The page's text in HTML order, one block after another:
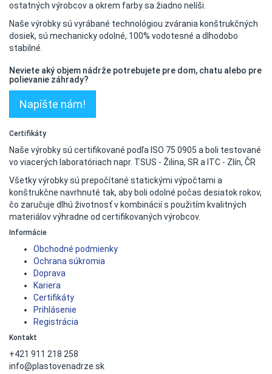
ostatných výrobcov a okrem farby sa žiadno nelíši.
Naše výrobky sú vyrábané technológiou zvárania konštrukčných
dosiek, sú mechanicky odolné, 100% vodotesné a dlhodobo
stabilné.
Neviete aký objem nádrže potrebujete pre dom, chatu alebo pre
polievanie záhrady?
Napíšte nám!
Certifikáty
Naše výrobky sú certifikované podľa ISO 75 0905 a boli testované
vo viacerých laboratóriach napr. TSUS - Žilina, SR a ITC - Zlín, ČR
Všetky výrobky sú prepočítané statickými výpočtami a
konštrukčne navrhnuté tak, aby boli odolné počas desiatok rokov,
čo zaručuje dlhú životnosť v kombinácií s použitím kvalitných
materiálov výhradne od certifikovaných výrobcov.
Informácie
Obchodné podmienky
Ochrana súkromia
Doprava
Kariera
Certifikáty
Prihlásenie
Registrácia
Kontakt
+421 911 218 258
info@plastovenadrze.sk